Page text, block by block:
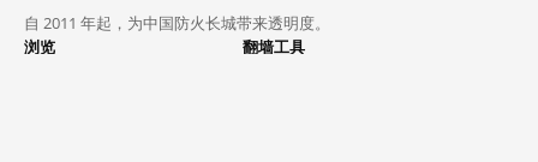
自 2011 年起，为中国防火长城带来透明度。
浏览
翻墙工具